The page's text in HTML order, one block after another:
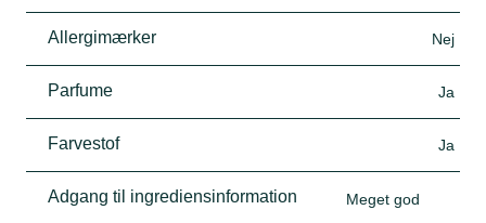
Allergimærker Nej
Parfume Ja
Farvestof Ja
Adgang til ingrediensinformation Meget god